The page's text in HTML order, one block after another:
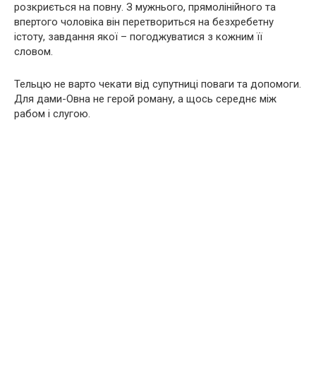
розкриється на повну. З мужнього, прямолінійного та
впертого чоловіка він перетвориться на безхребетну
істоту, завдання якої – погоджуватися з кожним її
словом.
Тельцю не варто чекати від супутниці поваги та допомоги.
Для дами-Овна не герой роману, а щось середнє між
рабом і слугою.